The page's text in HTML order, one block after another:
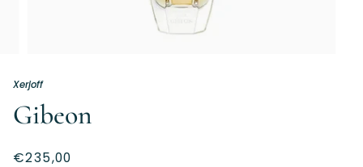
Xerjoff
Gibeon
€235,00